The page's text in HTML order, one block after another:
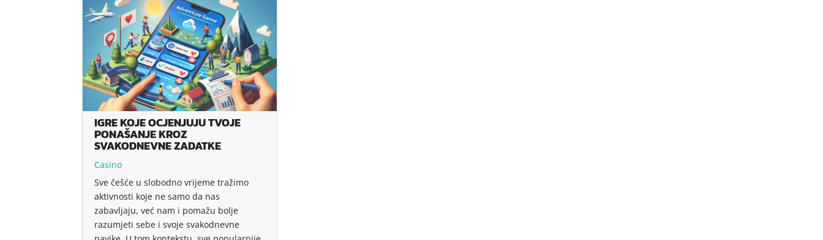
IGRE KOJE OCJENJUJU TVOJE
PONAŠANJE KROZ
SVAKODNEVNE ZADATKE
Casino
Sve češće u slobodno vrijeme tražimo
aktivnosti koje ne samo da nas
zabavljaju, već nam i pomažu bolje
razumjeti sebe i svoje svakodnevne